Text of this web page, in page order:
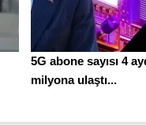
5G abone sayısı 4
milyona ulaştı...